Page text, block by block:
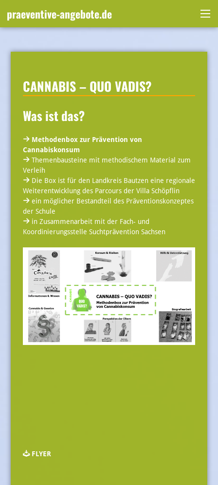
praeventive-angebote.de
CANNABIS – QUO VADIS?
Was ist das?
Methodenbox zur Prävention von
Cannabiskonsum
Themenbausteine mit methodischem Material zum
Verleih
Die Box ist für den Landkreis Bautzen eine regionale
Weiterentwicklung des Parcours der Villa Schöpflin
ein möglicher Bestandteil des Präventionskonzeptes
der Schule
in Zusammenarbeit mit der Fach- und
Koordinierungsstelle Suchtprävention Sachsen
FLYER